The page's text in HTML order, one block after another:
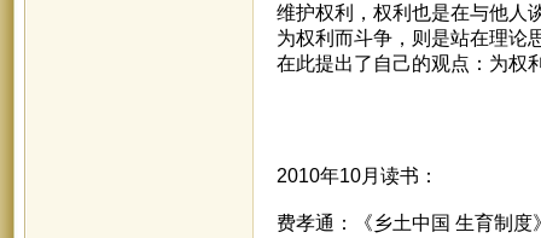
维护权利，权利也是在与他人
为权利而斗争，则是站在理论
在此提出了自己的观点：为权
2010年10月读书：
费孝通：《乡土中国 生育制度